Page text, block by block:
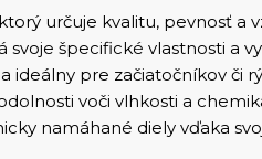
určuje kvalitu, pevnosť a
špecifické vlastnosti a
ideálny pre začiatočníkov či
voči vlhkosti a
namáhané diely vďaka